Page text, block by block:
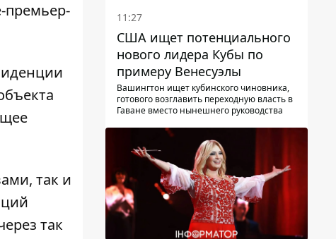
так и
так
11:27
США ищет потенциального
нового лидера Кубы по
примеру Венесуэлы
Вашингтон ищет кубинского чиновника,
готового возглавить переходную власть в
Гаване вместо нынешнего руководства